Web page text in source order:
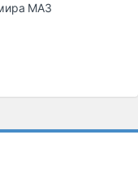
МАЗ